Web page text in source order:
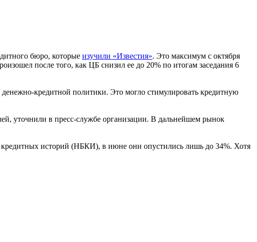
бюро, которые изучили «Известия». Это максимум с октября
после того, как ЦБ снизил ее до 20% по итогам заседания 6
кредитной политики. Это могло стимулировать кредитную
уточнили в пресс-службе организации. В дальнейшем рынок
кредитных историй (НБКИ), в июне они опустились лишь до 34%. Хотя